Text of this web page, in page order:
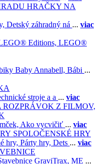
HRAČKY NA
Detský záhradný ná ... viac
Editions, LEGO®
Baby Annabell, Bábi ...
stroje a a ... viac
Z FILMOV,
Ako vycvičiť ... viac
SPOLOČENSKÉ HRY
hry, Párty hry, Dets ... viac
GraviTrax, ME ...